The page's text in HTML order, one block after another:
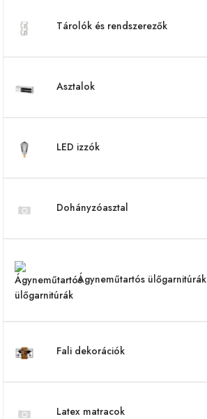
Tárolók és rendszerezők
Asztalok
LED izzók
Dohányzóasztal
Ágyneműtartós ülőgarnitúrák
Fali dekorációk
Latex matracok